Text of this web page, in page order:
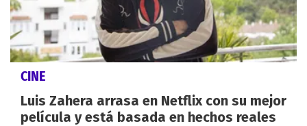
CINE
Luis Zahera arrasa en Netflix con su mejor
película y está basada en hechos reales